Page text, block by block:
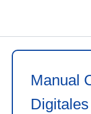
Manual